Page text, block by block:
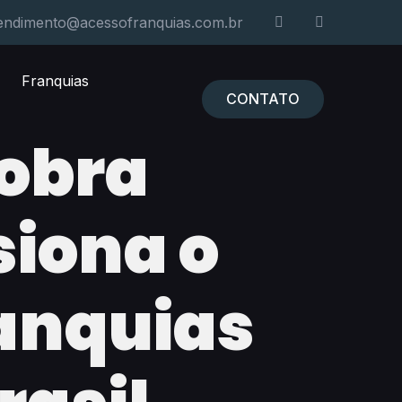
Franquias
CONTATO
o